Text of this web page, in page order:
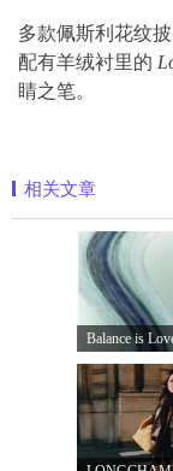
多款佩斯利花纹披
配有羊绒衬里的
睛之笔。
相关文章